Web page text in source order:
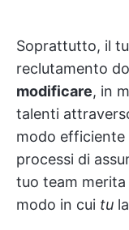
Soprattutto, il
reclutamento
modificare, in
talenti
modo efficiente
processi di
tuo team
modo in cui tu